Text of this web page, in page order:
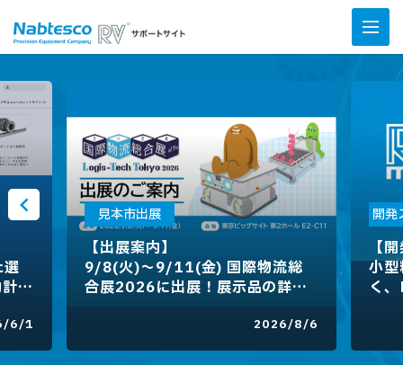
算
6/1
見本市出展
【出展案内】
9/8(火)～9/11(金) 国際物流総
合展2026に出展！展示品の詳細
2026/8/6
開発
【
小
く